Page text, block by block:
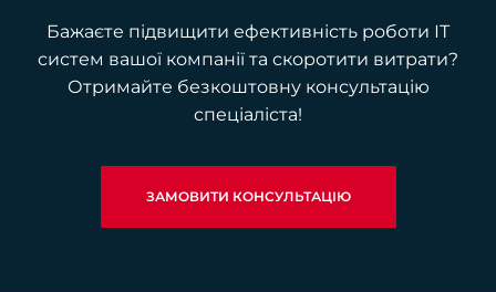
Бажаєте підвищити ефективність роботи ІТ
систем вашої компанії та скоротити витрати?
Отримайте безкоштовну консультацію
спеціаліста!
ЗАМОВИТИ КОНСУЛЬТАЦІЮ